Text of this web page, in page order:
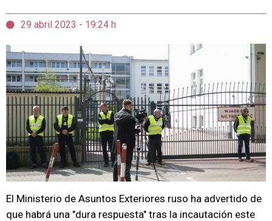
29 abril 2023 - 19:24 h
El Ministerio de Asuntos Exteriores ruso ha advertido de
que habrá una "dura respuesta" tras la incautación este